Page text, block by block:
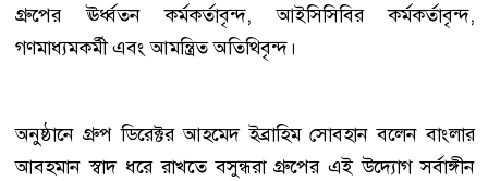
গ্রুপের ঊর্ধ্বতন কর্মকর্তাবৃন্দ, আইসিসিবির কর্মকর্তাবৃন্দ,
গণমাধ্যমকর্মী এবং আমন্ত্রিত অতিথিবৃন্দ।
অনুষ্ঠানে গ্রুপ ডিরেক্টর আহমেদ ইব্রাহিম সোবহান বলেন বাংলার
আবহমান স্বাদ ধরে রাখতে বসুন্ধরা গ্রুপের এই উদ্যোগ সর্বাঙ্গীন